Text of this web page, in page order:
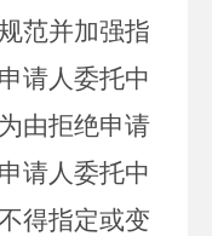
范并加强指
请人委托中
由拒绝申请
请人委托中
得指定或变